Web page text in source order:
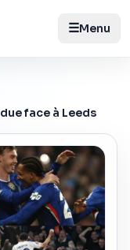
☰Menu
face à Leeds